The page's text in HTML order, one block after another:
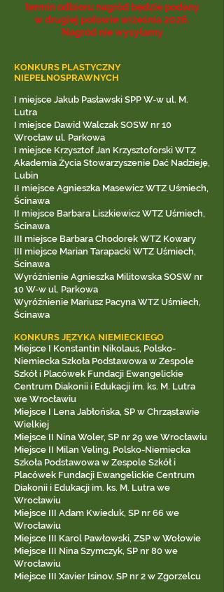
termin odbioru nagród będzie podany
w drugiej połowie września 2026.
Nagród nie wysyłamy
KONKURS PLASTYCZNY
NIEPEŁNOSPRAWNYCH
I miejsce Jakub Pasławski SPP W-w ul. M.
Lutra
I miejsce Dawid Walczak SOSW nr 10
Wrocław ul. Parkowa
I miejsce Krzysztof Jan Krzysztoforski WTZ
Akademia Życia Stowarzyszenie Dać Nadzieję,
Lubin
II miejsce Agnieszka Masewicz WTZ Uśmiech,
Ścinawa
II miejsce Barbara Liszkiewicz WTZ Uśmiech,
Ścinawa
III miejsce Barbara Chodorek WTZ Kowary
III miejsce Marian Tarapacki WTZ Uśmiech,
Ścinawa
Wyróżnienie Agnieszka Militowska SOSW nr
10 W-w ul. Parkowa
Wyróżnienie Mariusz Pacyna WTZ Uśmiech,
Ścinawa
KONKURS JĘZYKA NIEMIECKIEGO
Miejsce I Konstantin Nikolaus, Polsko-
Niemiecka Szkoła Podstawowa w Zespole
Szkół i Placówek Fundacji Ewangelickie
Centrum Diakonii i Edukacji im. ks. M. Lutra
we Wrocławiu
Miejsce I Lena Jabłońska, SP w Chrząstawie
Wielkiej
Miejsce II Nina Woler, SP nr 29 we Wrocławiu
Miejsce II Milan Veling, Polsko-Niemiecka
Szkoła Podstawowa w Zespole Szkół i
Placówek Fundacji Ewangelickie Centrum
Diakonii i Edukacji im. ks. M. Lutra we
Wrocławiu
Miejsce III Adam Kwieduk, SP nr 66 we
Wrocławiu
Miejsce III Karol Pawłowski, ZSP w Wołowie
Miejsce III Nina Szymczyk, SP nr 80 we
Wrocławiu
Miejsce III Xavier Isinov, SP nr 2 w Zgorzelcu